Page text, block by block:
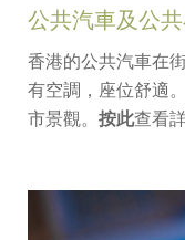
公共汽車及公
香港的公共汽車在
有空調，座位舒適
市景觀。 按此查看